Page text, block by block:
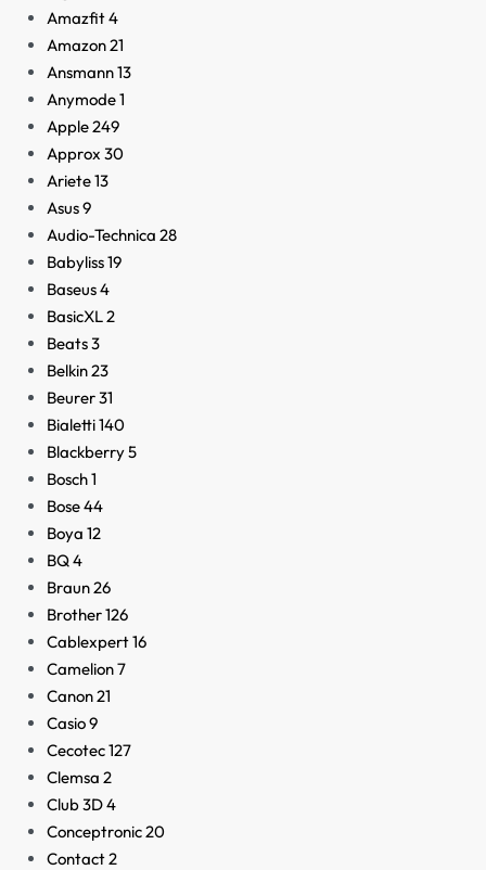
Amazfit4
Amazon21
Ansmann13
Anymode1
Apple249
Approx 30
Ariete13
Asus9
Audio-Technica 28
Babyliss19
Baseus4
BasicXL2
Beats3
Belkin23
Beurer31
Bialetti140
Blackberry5
Bosch1
Bose44
Boya 12
BQ4
Braun26
Brother126
Cablexpert16
Camelion7
Canon21
Casio9
Cecotec127
Clemsa 2
Club 3D4
Conceptronic20
Contact2